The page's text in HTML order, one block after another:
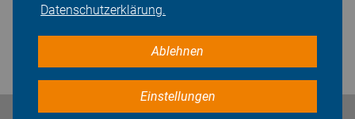
Datenschutzerklärung.
Ablehnen
Einstellungen